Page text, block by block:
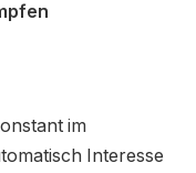
im
Interesse